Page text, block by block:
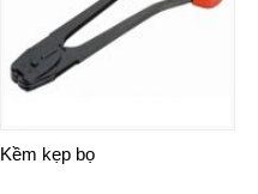
Kềm kẹp bọ